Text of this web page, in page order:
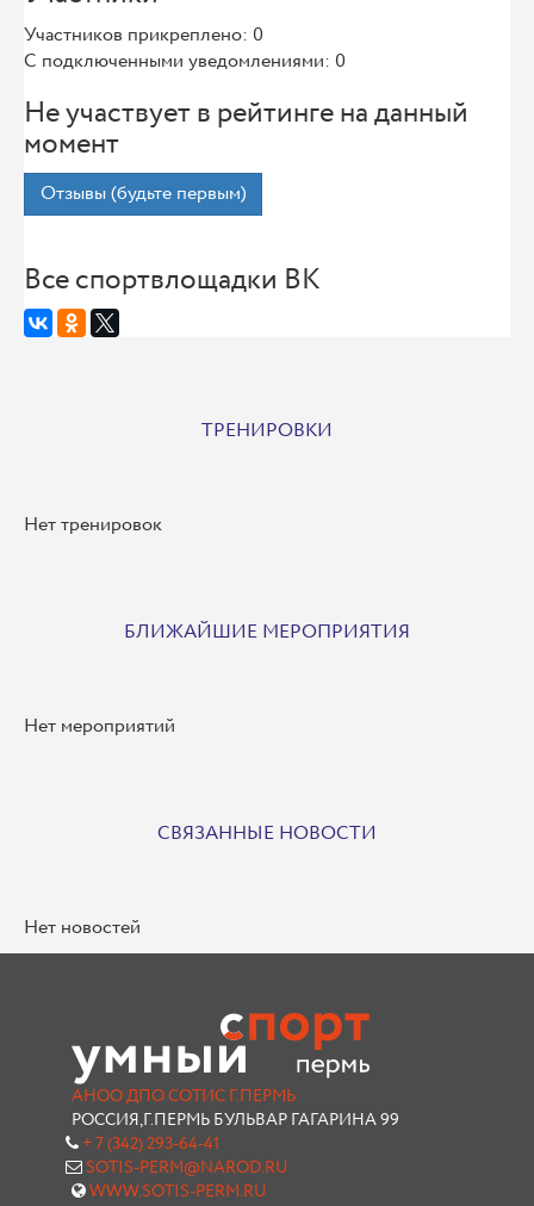
Участников прикреплено: 0
С подключенными уведомлениями: 0
Не участвует в рейтинге на данный
момент
Отзывы (будьте первым)
Все спортвлощадки ВК
ТРЕНИРОВКИ
Нет тренировок
БЛИЖАЙШИЕ МЕРОПРИЯТИЯ
Нет мероприятий
СВЯЗАННЫЕ НОВОСТИ
Нет новостей
АНОО ДПО СОТИС Г.ПЕРМЬ
РОССИЯ,Г.ПЕРМЬ БУЛЬВАР ГАГАРИНА 99
+ 7 (342) 293-64-41
SOTIS-PERM@NAROD.RU
WWW.SOTIS-PERM.RU